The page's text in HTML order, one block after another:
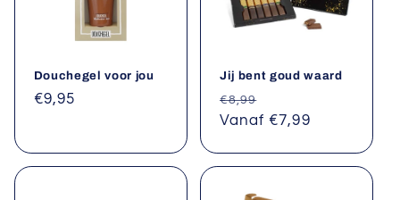
Douchegel voor jou
Normale
€9,95
Jij bent goud waard
Normale
prijs
€8,99
Vanaf €7,99